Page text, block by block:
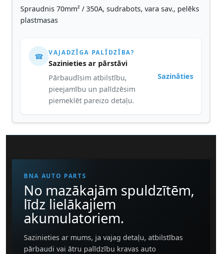
Spraudnis 70mm² / 350A, sudrabots, vara sav., pelēks
plastmasas
☎ VAJADZĪGA PALĪDZĪBA?
Sazinieties ar pārstāvi
Pārbaudīsim atbilstību,
pieejamību un palīdzēsim
piemeklēt pareizo detaļu.
Sazināties
BNA AUTO PARTS
No mazākajām spuldzītēm,
līdz lielākajiem
akumulatoriem.
Sazinieties ar mums, ja vajag detaļu, atbilstības
pārbaudi vai ātru palīdzību kravas auto